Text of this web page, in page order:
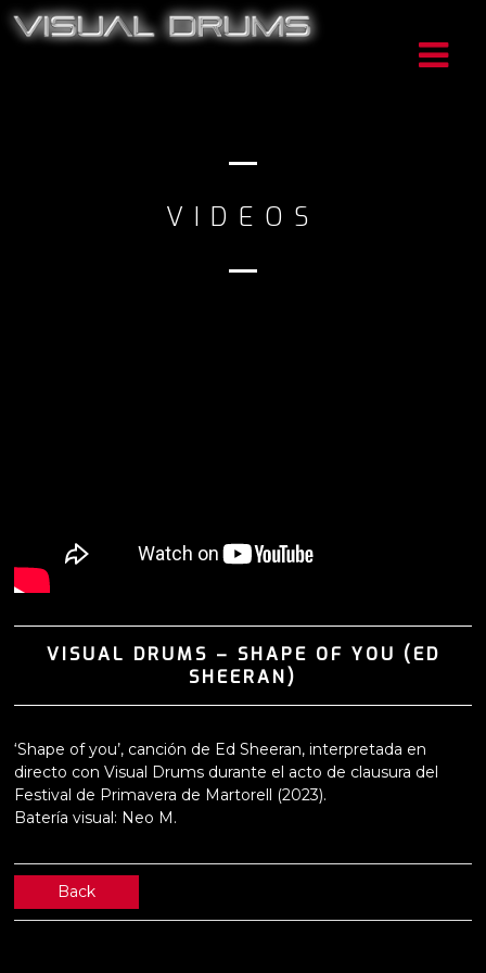
VIDEOS
VISUAL DRUMS – SHAPE OF YOU (ED
SHEERAN)
‘Shape of you’, canción de Ed Sheeran, interpretada en
directo con Visual Drums durante el acto de clausura del
Festival de Primavera de Martorell (2023).
Batería visual: Neo M.
Back